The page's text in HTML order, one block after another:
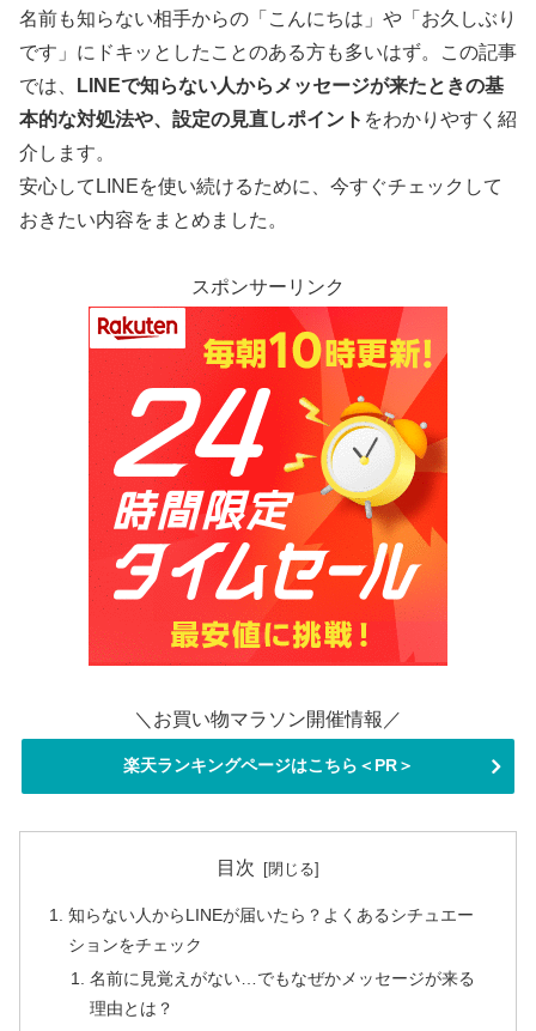
名前も知らない相手からの「こんにちは」や「お久しぶり
です」にドキッとしたことのある方も多いはず。この記事
では、
LINEで知らない人からメッセージが来たときの基
本的な対処法や、設定の見直しポイント をわかりやすく紹
介します。
安心してLINEを使い続けるために、今すぐチェックして
おきたい内容をまとめました。
スポンサーリンク
＼お買い物マラソン開催情報／
楽天ランキングページはこちら＜PR＞
目次
知らない人からLINEが届いたら？よくあるシチュエー
ションをチェック
名前に見覚えがない…でもなぜかメッセージが来る
理由とは？